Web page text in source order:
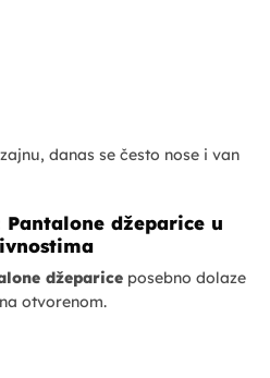
danas se često nose i van
džeparice u
džeparice posebno dolaze
otvorenom.